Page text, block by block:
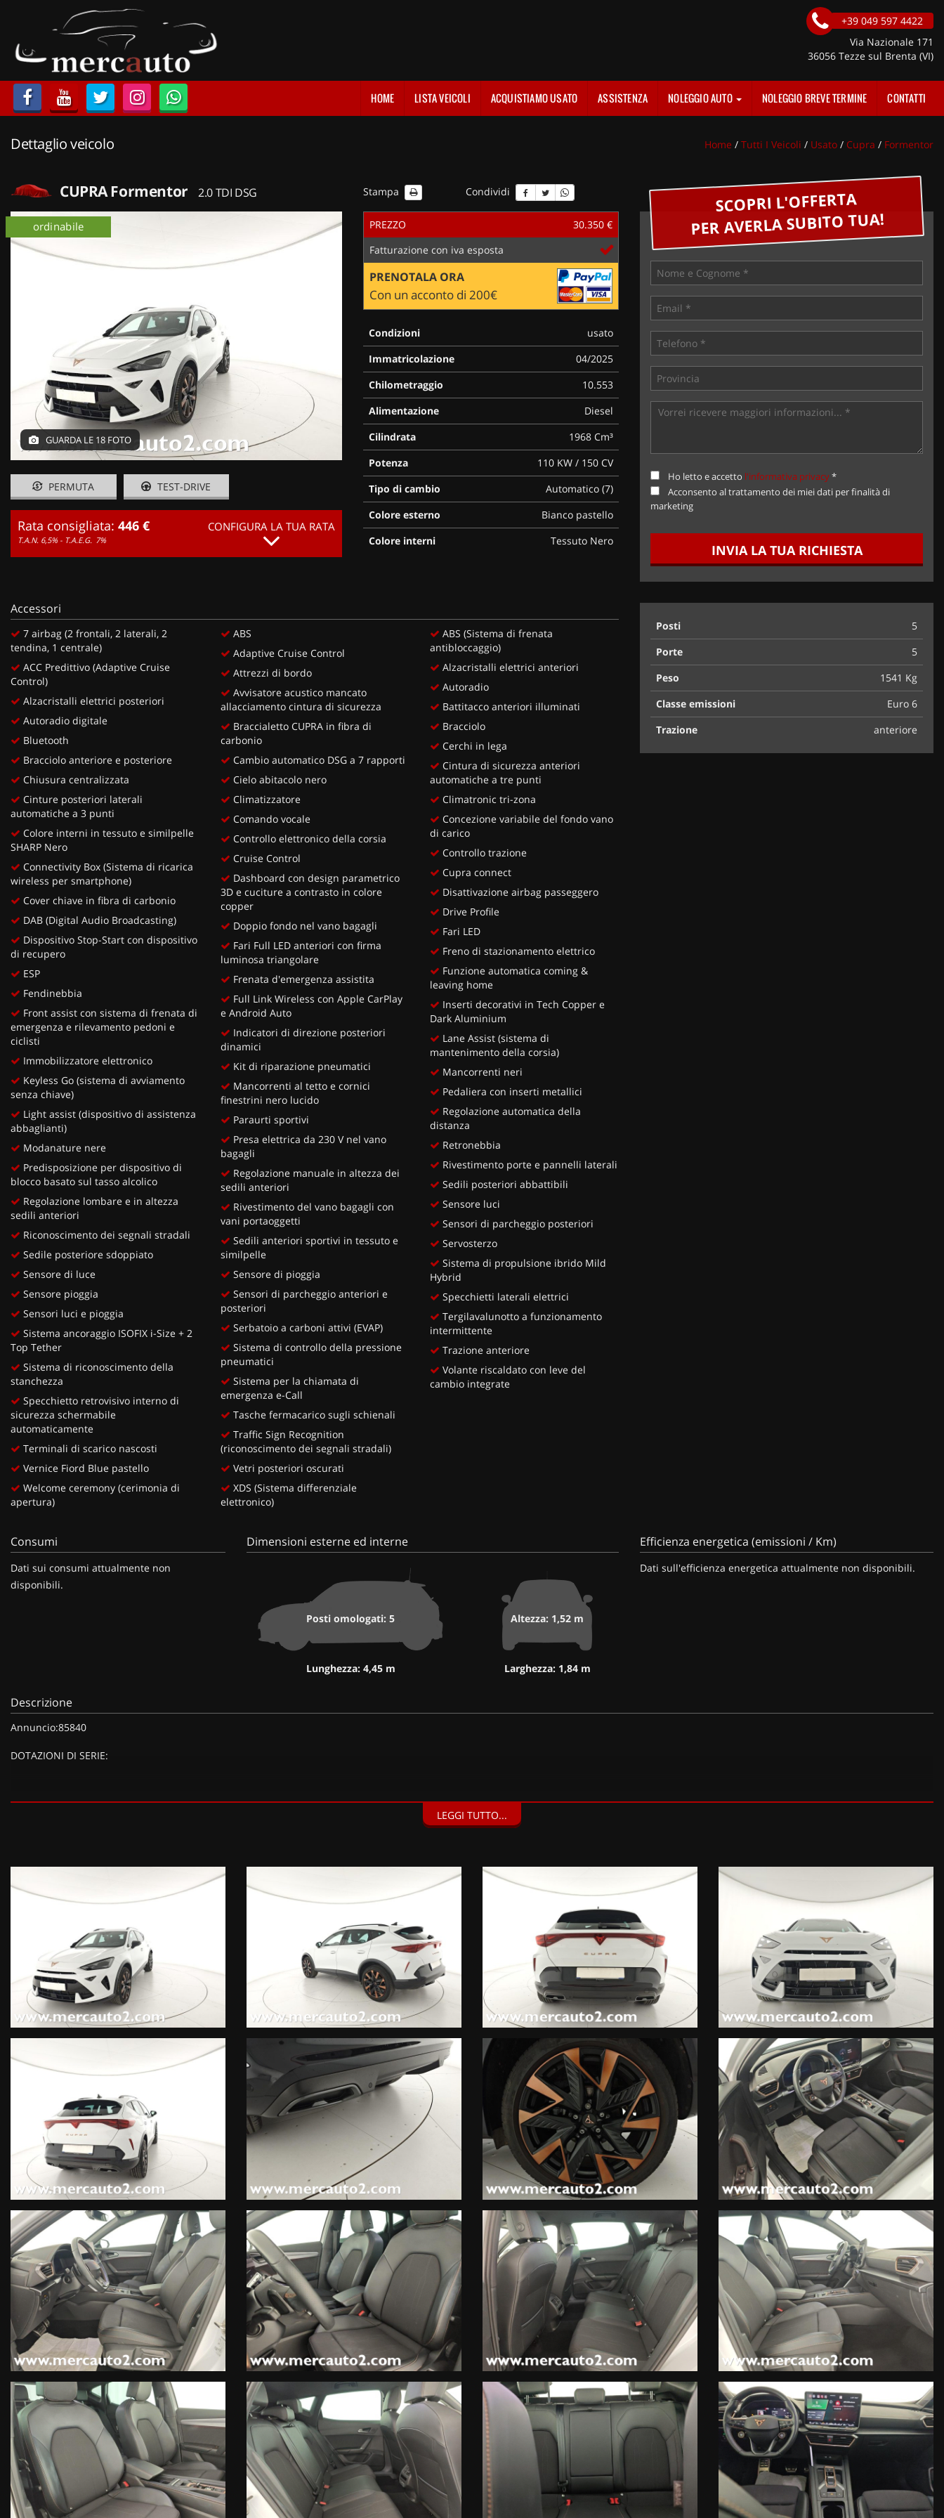
LISTA VEICOLI
ACQUISTIAMO USATO
ASSISTENZA
NOLEGGIO AUTO
NOLEGGIO LUNGO TERMINE
NOLEGGIO BREVE TERMINE
+39 049 597 4422
Via Nazionale 171
36056 Tezze sul Brenta (VI)
HOME LISTA VEICOLI ACQUISTIAMO USATO ASSISTENZA NOLEGGIO AUTO NOLEGGIO BREVE TERMINE CONTATTI
Dettaglio veicolo Home / Tutti I Veicoli / Usato / Cupra / Formentor
CUPRA Formentor 2.0 TDI DSG Stampa Condividi
ordinabile
GUARDA LE 18 FOTO
PERMUTA TEST-DRIVE
Rata consigliata: 446 €
T.A.N. 6,5% - T.A.E.G. 7%
CONFIGURA LA TUA RATA
PREZZO
30.350 €
Fatturazione con iva esposta
PRENOTALA ORA
Con un acconto di 200€
Condizioni
usato
Immatricolazione
04/2025
Chilometraggio
10.553
Alimentazione
Diesel
Cilindrata
1968 Cm³
Potenza
110 KW / 150 CV
Tipo di cambio
Automatico (7)
Colore esterno
Bianco pastello
Colore interni
Tessuto Nero
SCOPRI L'OFFERTA
PER AVERLA SUBITO TUA!
Ho letto e accetto l'informativa privacy*
Acconsento al trattamento dei miei dati per finalità di
marketing
INVIA LA TUA RICHIESTA
Accessori
7 airbag (2 frontali, 2 laterali, 2
tendina, 1 centrale)
ACC Predittivo (Adaptive Cruise
Control)
Alzacristalli elettrici posteriori
Autoradio digitale
Bluetooth
Bracciolo anteriore e posteriore
Chiusura centralizzata
Cinture posteriori laterali
automatiche a 3 punti
Colore interni in tessuto e similpelle
SHARP Nero
Connectivity Box (Sistema di ricarica
wireless per smartphone)
Cover chiave in fibra di carbonio
DAB (Digital Audio Broadcasting)
Dispositivo Stop-Start con dispositivo
di recupero
ESP
Fendinebbia
Front assist con sistema di frenata di
emergenza e rilevamento pedoni e
ciclisti
Immobilizzatore elettronico
Keyless Go (sistema di avviamento
senza chiave)
Light assist (dispositivo di assistenza
abbaglianti)
Modanature nere
Predisposizione per dispositivo di
blocco basato sul tasso alcolico
Regolazione lombare e in altezza
sedili anteriori
Riconoscimento dei segnali stradali
Sedile posteriore sdoppiato
Sensore di luce
Sensore pioggia
Sensori luci e pioggia
Sistema ancoraggio ISOFIX i-Size + 2
Top Tether
Sistema di riconoscimento della
stanchezza
Specchietto retrovisivo interno di
sicurezza schermabile
automaticamente
Terminali di scarico nascosti
Vernice Fiord Blue pastello
Welcome ceremony (cerimonia di
apertura)
ABS
Adaptive Cruise Control
Attrezzi di bordo
Avvisatore acustico mancato
allacciamento cintura di sicurezza
Braccialetto CUPRA in fibra di
carbonio
Cambio automatico DSG a 7 rapporti
Cielo abitacolo nero
Climatizzatore
Comando vocale
Controllo elettronico della corsia
Cruise Control
Dashboard con design parametrico
3D e cuciture a contrasto in colore
copper
Doppio fondo nel vano bagagli
Fari Full LED anteriori con firma
luminosa triangolare
Frenata d'emergenza assistita
Full Link Wireless con Apple CarPlay
e Android Auto
Indicatori di direzione posteriori
dinamici
Kit di riparazione pneumatici
Mancorrenti al tetto e cornici
finestrini nero lucido
Paraurti sportivi
Presa elettrica da 230 V nel vano
bagagli
Regolazione manuale in altezza dei
sedili anteriori
Rivestimento del vano bagagli con
vani portaoggetti
Sedili anteriori sportivi in tessuto e
similpelle
Sensore di pioggia
Sensori di parcheggio anteriori e
posteriori
Serbatoio a carboni attivi (EVAP)
Sistema di controllo della pressione
pneumatici
Sistema per la chiamata di
emergenza e-Call
Tasche fermacarico sugli schienali
Traffic Sign Recognition
(riconoscimento dei segnali stradali)
Vetri posteriori oscurati
XDS (Sistema differenziale
elettronico)
ABS (Sistema di frenata
antibloccaggio)
Alzacristalli elettrici anteriori
Autoradio
Battitacco anteriori illuminati
Bracciolo
Cerchi in lega
Cintura di sicurezza anteriori
automatiche a tre punti
Climatronic tri-zona
Concezione variabile del fondo vano
di carico
Controllo trazione
Cupra connect
Disattivazione airbag passeggero
Drive Profile
Fari LED
Freno di stazionamento elettrico
Funzione automatica coming &
leaving home
Inserti decorativi in Tech Copper e
Dark Aluminium
Lane Assist (sistema di
mantenimento della corsia)
Mancorrenti neri
Pedaliera con inserti metallici
Regolazione automatica della
distanza
Retronebbia
Rivestimento porte e pannelli laterali
Sedili posteriori abbattibili
Sensore luci
Sensori di parcheggio posteriori
Servosterzo
Sistema di propulsione ibrido Mild
Hybrid
Specchietti laterali elettrici
Tergilavalunotto a funzionamento
intermittente
Trazione anteriore
Volante riscaldato con leve del
cambio integrate
Posti
5
Porte
5
Peso
1541 Kg
Classe emissioni
Euro 6
Trazione
anteriore
Consumi
Dati sui consumi attualmente non
disponibili.
Dimensioni esterne ed interne
Posti omologati: 5
Lunghezza: 4,45 m
Altezza: 1,52 m
Larghezza: 1,84 m
Efficienza energetica (emissioni / Km)
Dati sull'efficienza energetica attualmente non disponibili.
Descrizione
Annuncio:85840
DOTAZIONI DI SERIE:
LEGGI TUTTO...